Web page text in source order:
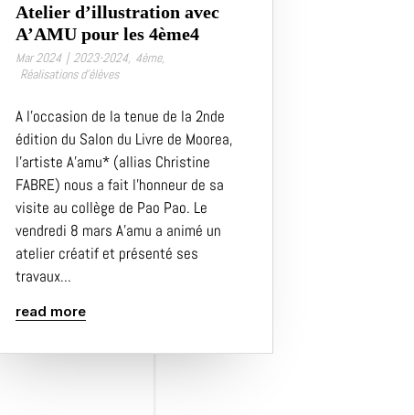
Atelier d’illustration avec
A’AMU pour les 4ème4
Mar 2024 | 2023-2024, 4ème,
Réalisations d’élèves
A l’occasion de la tenue de la 2nde
édition du Salon du Livre de Moorea,
l’artiste A’amu* (allias Christine
FABRE) nous a fait l’honneur de sa
visite au collège de Pao Pao. Le
vendredi 8 mars A’amu a animé un
atelier créatif et présenté ses
travaux...
read more